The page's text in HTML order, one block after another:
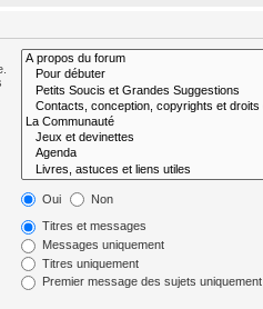
Oui Non
Titres et messages
Messages uniquement
Titres uniquement
Premier message des sujets uniquement